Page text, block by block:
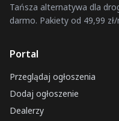
Tańsza alternatywa dla
darmo. Pakiety od 49,99 zł/
Portal
Przeglądaj ogłoszenia
Dodaj ogłoszenie
Dealerzy